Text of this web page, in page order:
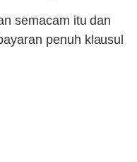
semacam itu dan
penuh klausul